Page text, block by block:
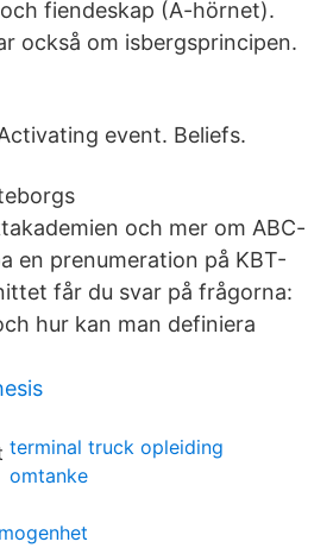
fiendeskap (A-hörnet).
också om isbergsprincipen.
event. Beliefs.
och mer om ABC-
en prenumeration på KBT-
får du svar på frågorna:
hur kan man definiera
terminal truck opleiding
omtanke